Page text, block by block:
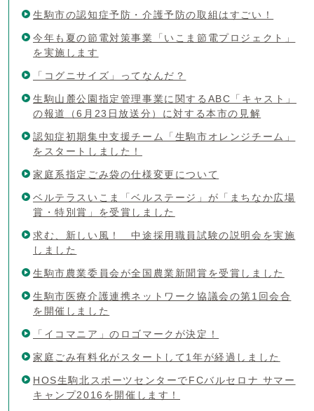
生駒市の認知症予防・介護予防の取組はすごい！
今年も夏の節電対策事業「いこま節電プロジェクト」
を実施します
「コグニサイズ」ってなんだ？
生駒山麓公園指定管理事業に関するABC「キャスト」
の報道（6月23日放送分）に対する本市の見解
認知症初期集中支援チーム「生駒市オレンジチーム」
をスタートしました！
家庭系指定ごみ袋の仕様変更について
ベルテラスいこま「ベルステージ」が「まちなか広場
賞・特別賞」を受賞しました
求む、新しい風！ 中途採用職員試験の説明会を実施
しました
生駒市農業委員会が全国農業新聞賞を受賞しました
生駒市医療介護連携ネットワーク協議会の第1回会合
を開催しました
「イコマニア」のロゴマークが決定！
家庭ごみ有料化がスタートして1年が経過しました
HOS生駒北スポーツセンターでFCバルセロナ サマー
キャンプ2016を開催します！